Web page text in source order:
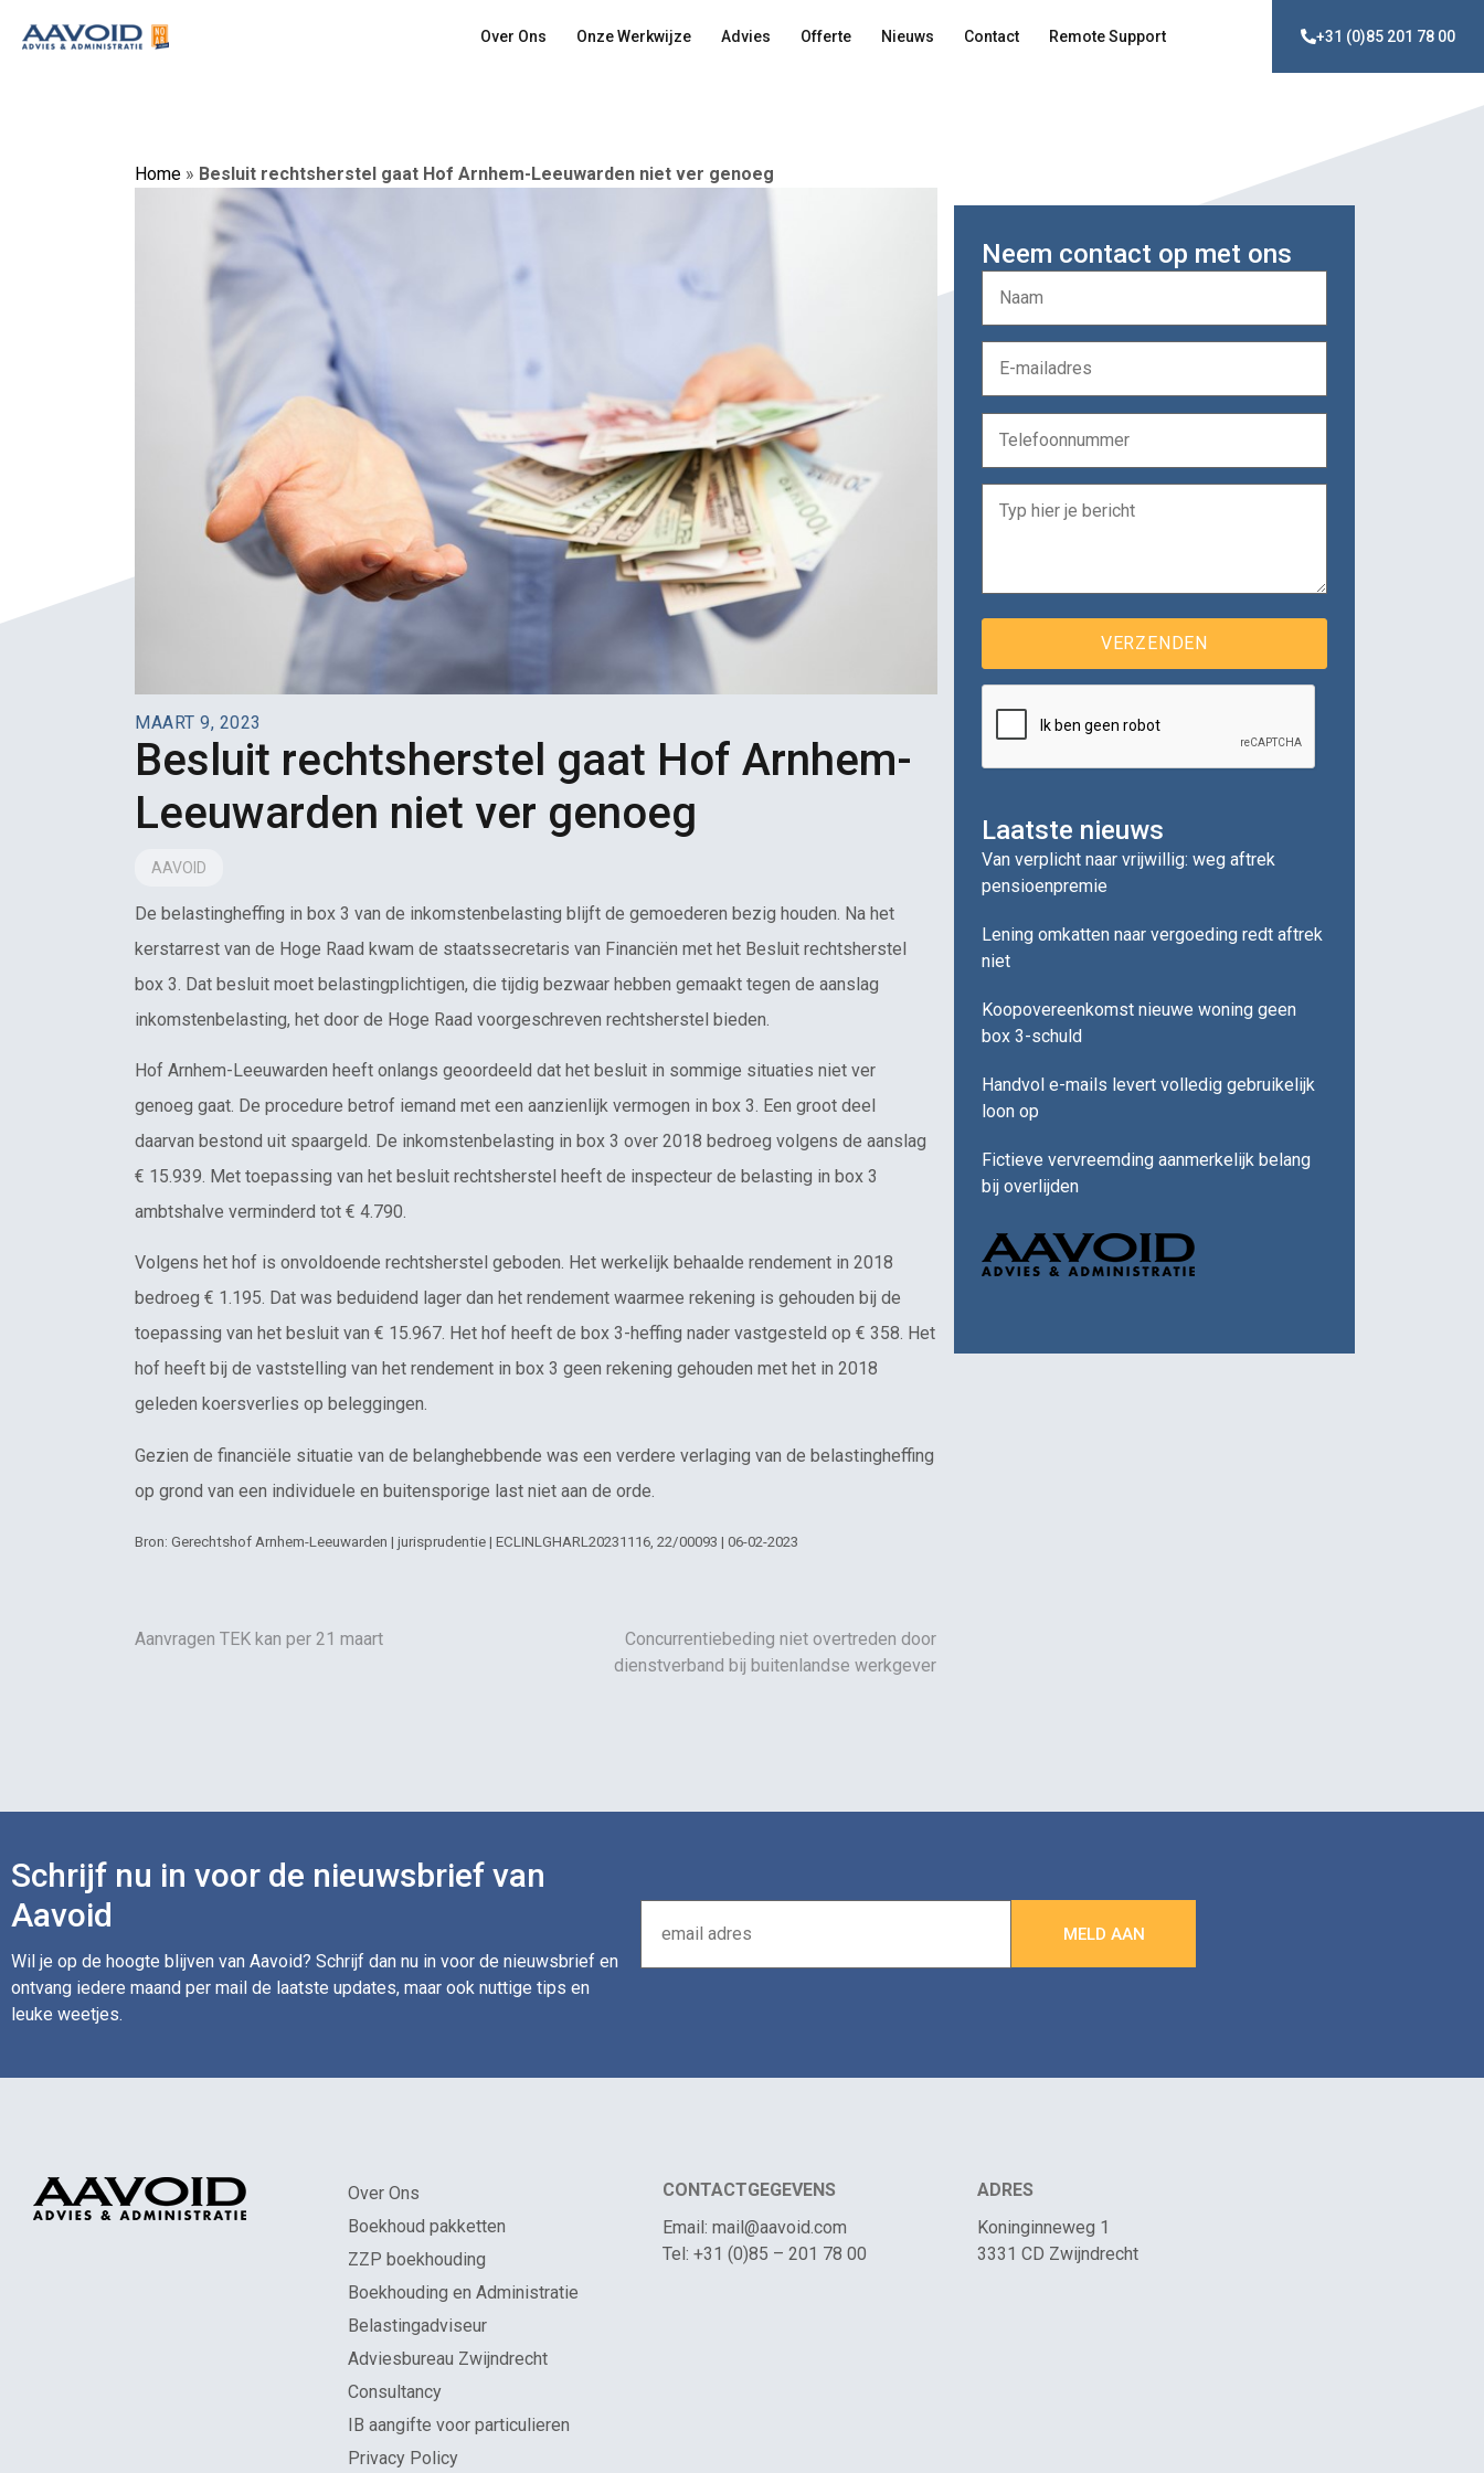
Over Ons Onze Werkwijze Advies Offerte Nieuws Contact Remote Support +31 (0)85 201 78 00
Home » Besluit rechtsherstel gaat Hof Arnhem-Leeuwarden niet ver genoeg
MAART 9, 2023
Besluit rechtsherstel gaat Hof Arnhem-
Leeuwarden niet ver genoeg
AAVOID
De belastingheffing in box 3 van de inkomstenbelasting blijft de gemoederen bezig houden. Na het
kerstarrest van de Hoge Raad kwam de staatssecretaris van Financiën met het Besluit rechtsherstel
box 3. Dat besluit moet belastingplichtigen, die tijdig bezwaar hebben gemaakt tegen de aanslag
inkomstenbelasting, het door de Hoge Raad voorgeschreven rechtsherstel bieden.
Hof Arnhem-Leeuwarden heeft onlangs geoordeeld dat het besluit in sommige situaties niet ver
genoeg gaat. De procedure betrof iemand met een aanzienlijk vermogen in box 3. Een groot deel
daarvan bestond uit spaargeld. De inkomstenbelasting in box 3 over 2018 bedroeg volgens de aanslag
€ 15.939. Met toepassing van het besluit rechtsherstel heeft de inspecteur de belasting in box 3
ambtshalve verminderd tot € 4.790.
Volgens het hof is onvoldoende rechtsherstel geboden. Het werkelijk behaalde rendement in 2018
bedroeg € 1.195. Dat was beduidend lager dan het rendement waarmee rekening is gehouden bij de
toepassing van het besluit van € 15.967. Het hof heeft de box 3-heffing nader vastgesteld op € 358. Het
hof heeft bij de vaststelling van het rendement in box 3 geen rekening gehouden met het in 2018
geleden koersverlies op beleggingen.
Gezien de financiële situatie van de belanghebbende was een verdere verlaging van de belastingheffing
op grond van een individuele en buitensporige last niet aan de orde.
Bron: Gerechtshof Arnhem-Leeuwarden | jurisprudentie | ECLINLGHARL20231116, 22/00093 | 06-02-2023
Aanvragen TEK kan per 21 maart
Concurrentiebeding niet overtreden door
dienstverband bij buitenlandse werkgever
Neem contact op met ons
Laatste nieuws
Van verplicht naar vrijwillig: weg aftrek
pensioenpremie
Lening omkatten naar vergoeding redt aftrek
niet
Koopovereenkomst nieuwe woning geen
box 3-schuld
Handvol e-mails levert volledig gebruikelijk
loon op
Fictieve vervreemding aanmerkelijk belang
bij overlijden
Schrijf nu in voor de nieuwsbrief van
Aavoid
Wil je op de hoogte blijven van Aavoid? Schrijf dan nu in voor de nieuwsbrief en
ontvang iedere maand per mail de laatste updates, maar ook nuttige tips en
leuke weetjes.
Over Ons
Boekhoud pakketten
ZZP boekhouding
Boekhouding en Administratie
Belastingadviseur
Adviesbureau Zwijndrecht
Consultancy
IB aangifte voor particulieren
Privacy Policy
CONTACTGEGEVENS
Email: mail@aavoid.com
Tel: +31 (0)85 – 201 78 00
ADRES
Koninginneweg 1
3331 CD Zwijndrecht